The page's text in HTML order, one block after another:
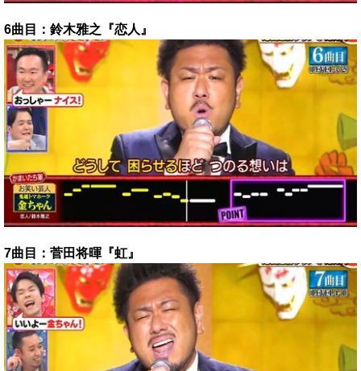
6曲目：鈴木雅之『恋人』
7曲目：菅田将暉『虹』